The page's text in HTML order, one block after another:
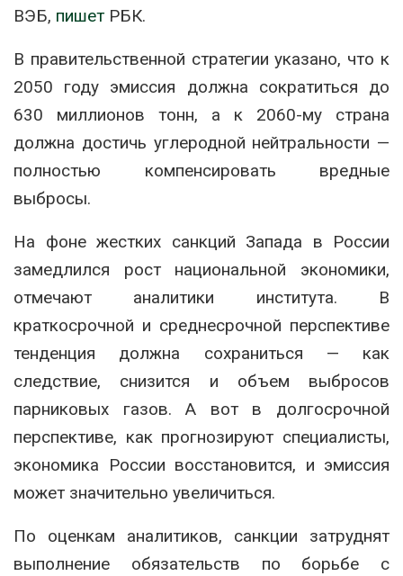
ВЭБ, пишет РБК.
В правительственной стратегии указано, что к
2050 году эмиссия должна сократиться до
630 миллионов тонн, а к 2060-му страна
должна достичь углеродной нейтральности —
полностью компенсировать вредные
выбросы.
На фоне жестких санкций Запада в России
замедлился рост национальной экономики,
отмечают аналитики института. В
краткосрочной и среднесрочной перспективе
тенденция должна сохраниться — как
следствие, снизится и объем выбросов
парниковых газов. А вот в долгосрочной
перспективе, как прогнозируют специалисты,
экономика России восстановится, и эмиссия
может значительно увеличиться.
По оценкам аналитиков, санкции затруднят
выполнение обязательств по борьбе с